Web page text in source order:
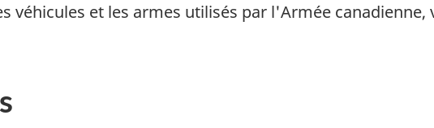
véhicules et les armes utilisés par l'Armée canadienne,